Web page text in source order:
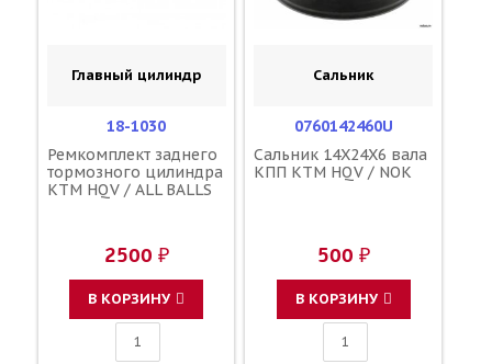
Главный цилиндр
18-1030
Ремкомплект заднего
тормозного цилиндра
KTM HQV / ALL BALLS
2500 ₽
В КОРЗИНУ
Сальник
0760142460U
Сальник 14X24X6 вала
КПП KTM HQV / NOK
500 ₽
В КОРЗИНУ